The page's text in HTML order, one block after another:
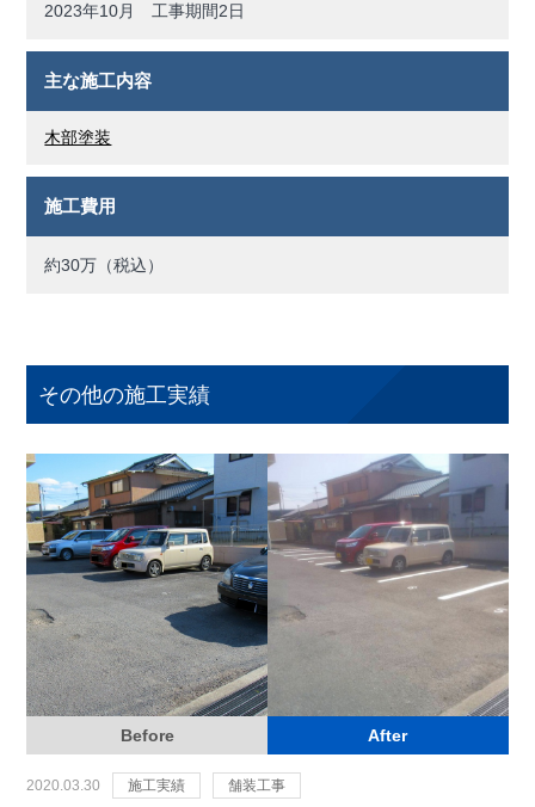
2023年10月 工事期間2日
主な施工内容
木部塗装
施工費用
約30万（税込）
その他の施工実績
Before After
2020.03.30 施工実績 舗装工事